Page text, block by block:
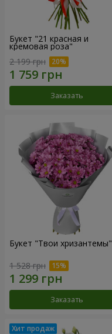
Букет "21 красная и
кремовая роза"
2 199 грн
Заказать
Букет "Твои хризантемы"
1 528 грн
Заказать